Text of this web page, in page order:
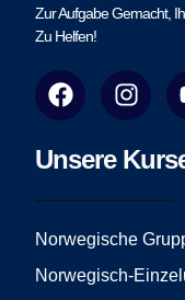
Zur Aufgabe Gemacht,
Zu Helfen!
F
a
e
o
o
I
n
t
g
r
m
Unsere
Norwegische
Norwegisch-